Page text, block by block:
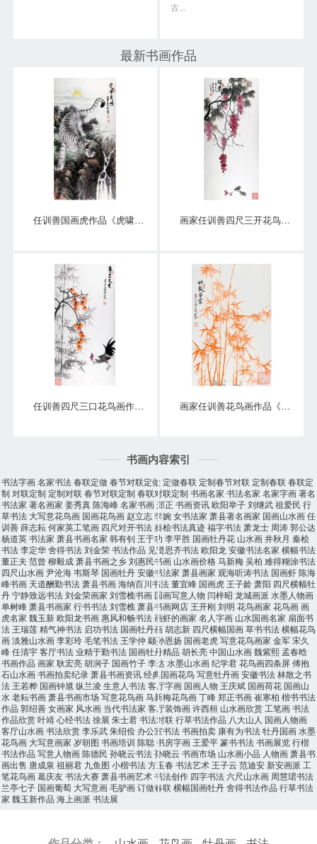
古...
最新书画作品
任训善国画虎作品《虎啸泉鸣》四尺整张真迹 画家任训善四尺三开花鸟画作品《硕果》
任训善四尺三口花鸟画作品《事事大吉》 画家任训善花鸟画作品《竹报平安》
书画内容索引
书法字画名家书法春联定做春节对联定做 定做春联 定制春节对联 定制春联春联定
制 对联定制 定制对联春节对联定制 春联对联定制 书画名家 书法名家 名家字画著名
书法家 著名画家 姜秀真陈海峰名家书画郑正 书画资讯欧阳举子刘继武祖爱民 行
草书法 大写意花鸟画 国画花鸟画 赵立志李婉 女书法家 萧县著名画家 国画山水画任
训善薛志耘何家英工笔画 四尺对开书法秦桧书法真迹福字书法萧龙士 周涛郭公达
杨道英书法家 萧县书画名家 韩有钊 王于功 李平胜 国画牡丹花 山水画井秋月 秦桧
书法李定华舍得书法刘金荣书法作品 见贤思齐书法欧阳龙安徽书法名家 横幅书法
董正夫 范曾 柳毅成萧县书画之乡刘惠民书画 山水画价格马新梅吴柏 难得糊涂书法
四尺山水画尹沧海韦斯琴 国画牡丹安徽书法家 萧县画家 观海听涛书法 国画虾陈海
峰书画 天道酬勤书法萧县书画海纳百川书法董宜峰 国画虎 王子龄萧阳 四尺横幅牡
丹宁静致远书法刘金荣画家 刘雪樵书画 国画写意人物 闫梓昭 龙城画派 水墨人物画
单树峰萧县书画家 行书书法刘雪樵萧县书画网店 王开刚刘明 花鸟画家 花鸟画画
虎名家 魏玉新欧阳龙书画惠风和畅书法画虾的画家 名人字画 山水国画名家 扇面书
法 王瑞莲精气神书法 启功书法 国画牡丹画胡志新 四尺横幅国画草书书法横幅花鸟
画淡雅山水画李彩玲毛笔书法 王学仲颛孙恩扬 国画老虎写意花鸟画家 金军宋久
峰任清宇客厅书法业精于勤书法 国画牡丹精品 胡长亮中国山水画魏紫熙孟春晗
书画作品 画家 耿宏亮胡涧子 国画竹子李达水墨山水画纪学君花鸟画四条屏傅抱
石山水画书画拍卖纪录萧县书画资讯经典国画花鸟写意牡丹画安徽书法林散之书
法 王若桦 国画钟馗纵兰凌 生意人书法客厅字画 国画人物 王庆斌 国画荷花 国画山
水 老耘书画萧县书画市场 写意花鸟画马新梅花鸟画丁峰郑正书画崔寒柏 楷书书法
作品 郭绍善女画家 风水画 当代书法家 客厅装饰画许西桓 山水画欣赏 工笔画书法
作品欣赏叶靖心经书法徐展 朱士君书法对联行草书法作品 八大山人 国画人物画
客厅山水画书法欣赏李乐武朱绍俭 办公室书法书画拍卖 康有为书法牡丹国画水墨
花鸟画 大写意画家 岁朝图 书画培训 陈聪书房字画 王爱平篆书书法书画展览行楷
书法作品 写意人物画陈德民 孙晓云书法孙晓云 书画市场 山水画小品 人物画萧县书
画出售 唐成泉 祖丽君 九鱼图 小楷书法方玉春书法艺术 王子云 范迪安 新安画派 工
笔花鸟画葛庆友书法大赛萧县书画艺术书法创作 四字书法六尺山水画 周慧珺书法
兰亭七子 国画葡萄 大写意画毛驴画订做春联横幅国画牡丹舍得书法作品 行草书法
家 魏玉新作品 海上画派 书法展